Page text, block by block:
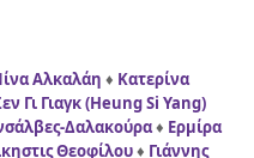
Αλκαλάη ♦ Κατερίνα
Γι Γιαγκ (Heung Si Yang)
Δαλακούρα♦ Ερμίρα
Θεοφίλου♦ Γιάννης